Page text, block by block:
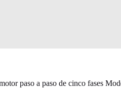
paso a paso de cinco fases